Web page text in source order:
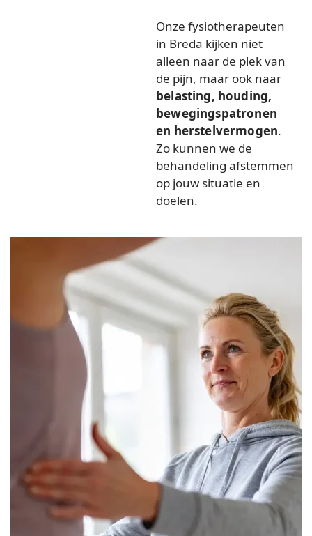
Onze fysiotherapeuten
in Breda kijken niet
alleen naar de plek van
de pijn, maar ook naar
belasting, houding,
bewegingspatronen
en herstelvermogen.
Zo kunnen we de
behandeling afstemmen
op jouw situatie en
doelen.